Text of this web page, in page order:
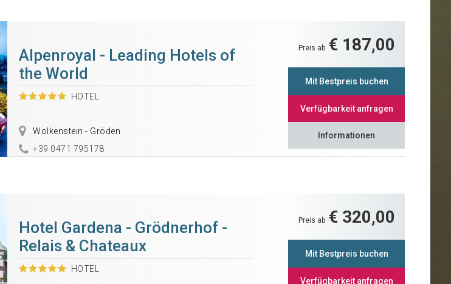
Alpenroyal - Leading Hotels of
the World
HOTEL
Wolkenstein - Gröden
+39 0471 795178
Preis ab € 187,00
Mit Bestpreis buchen
Verfügbarkeit anfragen
Informationen
Hotel Gardena - Grödnerhof -
Relais & Chateaux
HOTEL
Preis ab € 320,00
Mit Bestpreis buchen
Verfügbarkeit anfragen